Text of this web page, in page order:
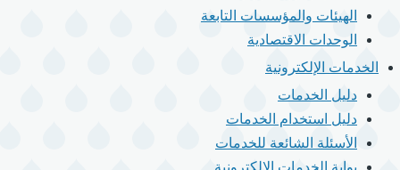
الهيئات والمؤسسات التابعة
الوحدات الاقتصادية
الخدمات الإلكترونية
دليل الخدمات
دليل استخدام الخدمات
الأسئلة الشائعة للخدمات
بوابة الخدمات الالكترونية